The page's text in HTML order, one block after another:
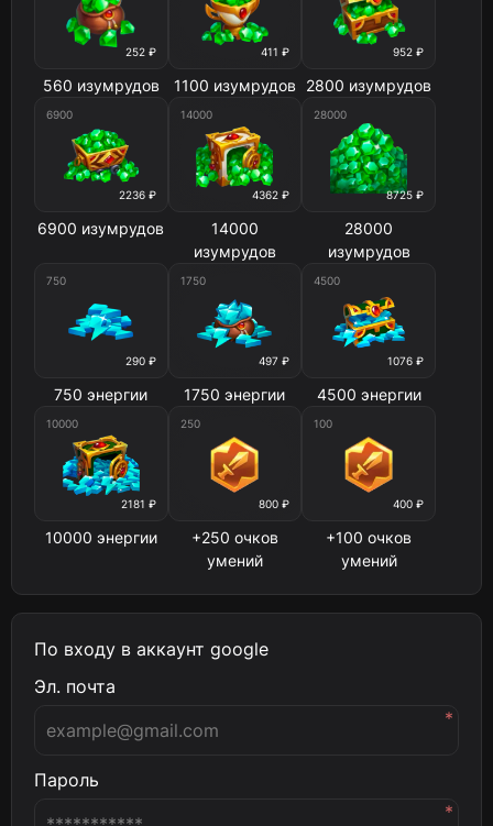
252 ₽
560 изумрудов
411 ₽
1100 изумрудов
952 ₽
2800 изумрудов
2236 ₽
6900
6900 изумрудов
4362 ₽
14000
14000
изумрудов
8725 ₽
28000
28000
изумрудов
290 ₽
750
750 энергии
497 ₽
1750
1750 энергии
1076 ₽
4500
4500 энергии
2181 ₽
10000
10000 энергии
800 ₽
250
+250 очков
умений
400 ₽
100
+100 очков
умений
По входу в аккаунт google
Эл. почта
*
Пароль
*